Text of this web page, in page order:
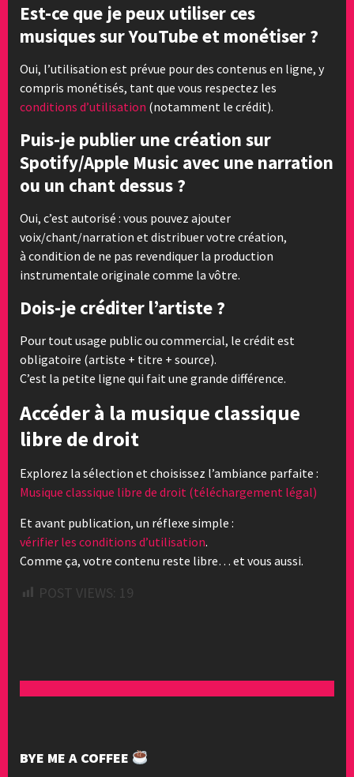
Est-ce que je peux utiliser ces
musiques sur YouTube et monétiser ?
Oui, l’utilisation est prévue pour des contenus en ligne, y
compris monétisés, tant que vous respectez les
conditions d’utilisation (notamment le crédit).
Puis-je publier une création sur
Spotify/Apple Music avec une narration
ou un chant dessus ?
Oui, c’est autorisé : vous pouvez ajouter
voix/chant/narration et distribuer votre création,
à condition de ne pas revendiquer la production
instrumentale originale comme la vôtre.
Dois-je créditer l’artiste ?
Pour tout usage public ou commercial, le crédit est
obligatoire (artiste + titre + source).
C’est la petite ligne qui fait une grande différence.
Accéder à la musique classique
libre de droit
Explorez la sélection et choisissez l’ambiance parfaite :
Musique classique libre de droit (téléchargement légal)
Et avant publication, un réflexe simple :
vérifier les conditions d’utilisation.
Comme ça, votre contenu reste libre… et vous aussi.
POST VIEWS: 19
BYE ME A COFFEE